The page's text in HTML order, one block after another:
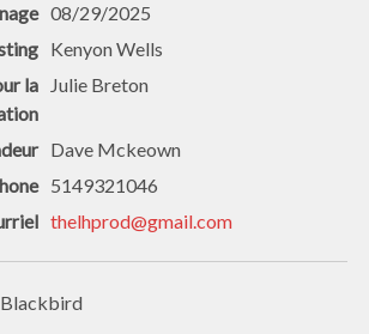
08/29/2025
Kenyon Wells
Julie Breton
Dave Mckeown
5149321046
thelhprod@gmail.com
Blackbird